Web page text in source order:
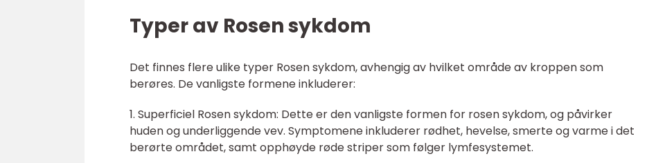
Typer av Rosen sykdom
Det finnes flere ulike typer Rosen sykdom, avhengig av hvilket område av kroppen som
berøres. De vanligste formene inkluderer:
1. Superficiel Rosen sykdom: Dette er den vanligste formen for rosen sykdom, og påvirker
huden og underliggende vev. Symptomene inkluderer rødhet, hevelse, smerte og varme i det
berørte området, samt opphøyde røde striper som følger lymfesystemet.